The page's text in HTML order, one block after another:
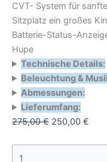
CVT- System für
Sitzplatz ein großes
Batterie-Status-
Hupe
Technische Details:
Beleuchtung &
Abmessungen:
Lieferumfang:
275,00€ 250,00 €